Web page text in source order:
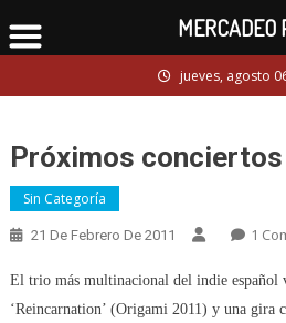
to
jueves, agosto
Próximos
Sin Categoría
21 De Febrero De 2011 1
El trio más multinacional del indie español
‘Reincarnation’ (Origami 2011) y una gira
MERCADEO